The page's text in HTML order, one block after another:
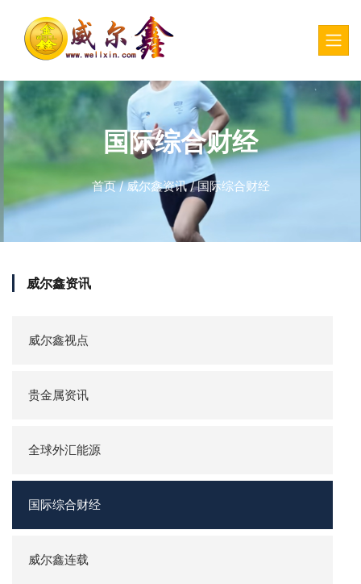
国际综合财经
首页/威尔鑫资讯/国际综合财经
威尔鑫资讯
威尔鑫视点
贵金属资讯
全球外汇能源
国际综合财经
威尔鑫连载